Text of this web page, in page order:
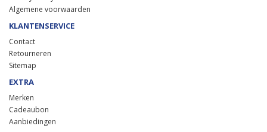
Algemene voorwaarden
KLANTENSERVICE
Contact
Retourneren
Sitemap
EXTRA
Merken
Cadeaubon
Aanbiedingen